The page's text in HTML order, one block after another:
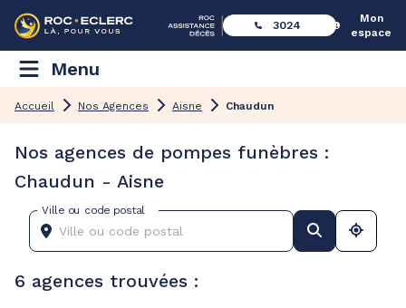
3024
Mon
espace
Menu
Accueil Nos Agences Aisne Chaudun
Nos agences de pompes funèbres :
Chaudun - Aisne
Ville ou code postal
6 agences trouvées :